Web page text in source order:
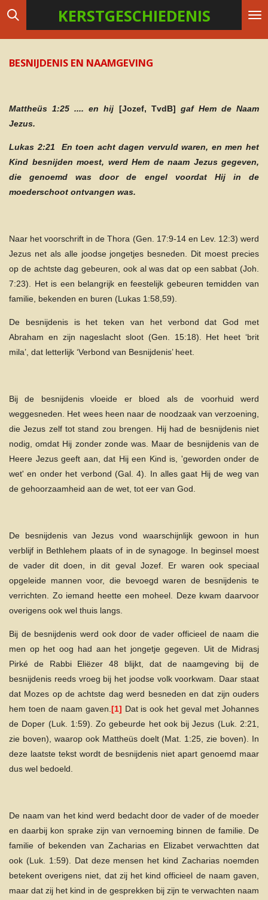
Ga
de
KERSTGESCHIEDENIS
BESNIJDENIS EN NAAMGEVING
Mattheüs 1:25 .... en hij [Jozef, TvdB] gaf Hem de Naam
Jezus.
Lukas 2:21 En toen acht dagen vervuld waren, en men het
Kind besnijden moest, werd Hem de naam Jezus gegeven,
die genoemd was door de engel voordat Hij in de
moederschoot ontvangen was.
Naar het voorschrift in de Thora (Gen. 17:9-14 en Lev. 12:3) werd
Jezus net als alle joodse jongetjes besneden. Dit moest precies
op de achtste dag gebeuren, ook al was dat op een sabbat (Joh.
7:23). Het is een belangrijk en feestelijk gebeuren temidden van
familie, bekenden en buren (Lukas 1:58,59).
De besnijdenis is het teken van het verbond dat God met
Abraham en zijn nageslacht sloot (Gen. 15:18). Het heet ‘brit
mila’, dat letterlijk ‘Verbond van Besnijdenis’ heet.
Bij de besnijdenis vloeide er bloed als de voorhuid werd
weggesneden. Het wees heen naar de noodzaak van verzoening,
die Jezus zelf tot stand zou brengen. Hij had de besnijdenis niet
nodig, omdat Hij zonder zonde was. Maar de besnijdenis van de
Heere Jezus geeft aan, dat Hij een Kind is, 'geworden onder de
wet' en onder het verbond (Gal. 4). In alles gaat Hij de weg van
de gehoorzaamheid aan de wet, tot eer van God.
De besnijdenis van Jezus vond waarschijnlijk gewoon in hun
verblijf in Bethlehem plaats of in de synagoge. In beginsel moest
de vader dit doen, in dit geval Jozef. Er waren ook speciaal
opgeleide mannen voor, die bevoegd waren de besnijdenis te
verrichten. Zo iemand heette een moheel. Deze kwam daarvoor
overigens ook wel thuis langs.
Bij de besnijdenis werd ook door de vader officieel de naam die
men op het oog had aan het jongetje gegeven. Uit de Midrasj
Pirké de Rabbi Eliëzer 48 blijkt, dat de naamgeving bij de
besnijdenis reeds vroeg bij het joodse volk voorkwam. Daar staat
dat Mozes op de achtste dag werd besneden en dat zijn ouders
hem toen de naam gaven. [1] Dat is ook het geval met Johannes
de Doper (Luk. 1:59). Zo gebeurde het ook bij Jezus (Luk. 2:21,
zie boven), waarop ook Mattheüs doelt (Mat. 1:25, zie boven). In
deze laatste tekst wordt de besnijdenis niet apart genoemd maar
dus wel bedoeld.
De naam van het kind werd bedacht door de vader of de moeder
en daarbij kon sprake zijn van vernoeming binnen de familie. De
familie of bekenden van Zacharias en Elizabet verwachtten dat
ook (Luk. 1:59). Dat deze mensen het kind Zacharias noemden
betekent overigens niet, dat zij het kind officieel de naam gaven,
maar dat zij het kind in de gesprekken bij zijn te verwachten naam